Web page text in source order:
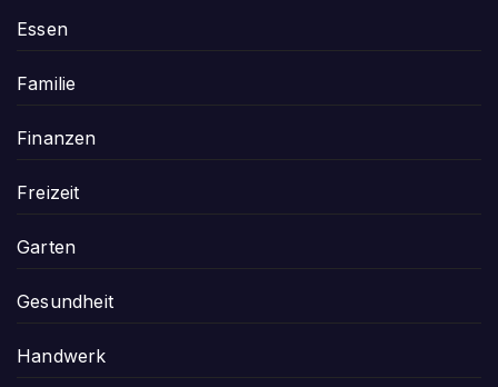
Essen
Familie
Finanzen
Freizeit
Garten
Gesundheit
Handwerk